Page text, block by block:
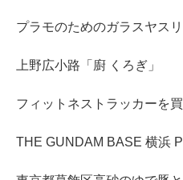
プラモのためのガラスヤスリ
上野広小路「廚 くろぎ」
フィットネストラッカーを
THE GUNDAM BASE 横浜